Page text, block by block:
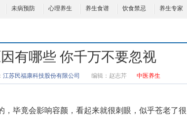
未病预防 心理养生 养生食谱 饮食禁忌 养生专家
有哪些 你千万不要忽视
江苏民福康科技股份有限公司 编辑： 赵志芹 中医养生
，毕竟会影响容颜，看起来就很刺眼，似乎苍老了很